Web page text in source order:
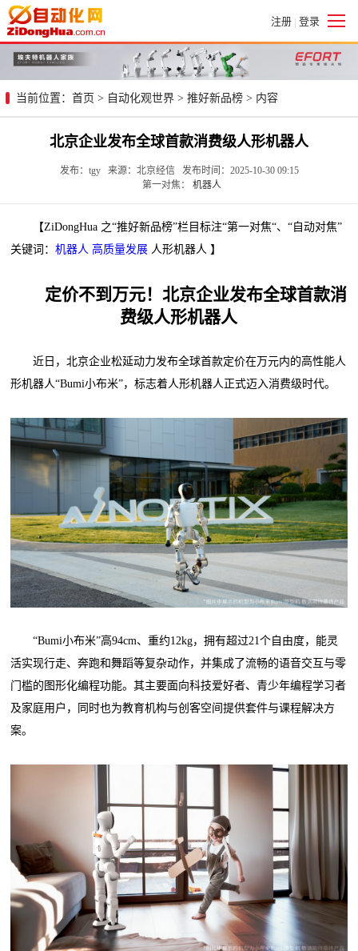
注册 | 登录
当前位置： 首页 > 自动化观世界 > 推好新品榜 > 内容
北京企业发布全球首款消费级人形机器人
发布：tgy 来源：北京经信 发布时间：2025-10-30 09:15
第一对焦： 机器人
【ZiDongHua 之“推好新品榜”栏目标注“第一对焦“、“自动对焦”
关键词：机器人 高质量发展 人形机器人 】
定价不到万元！北京企业发布全球首款消
费级人形机器人
近日，北京企业松延动力发布全球首款定价在万元内的高性能人
形机器人“Bumi小布米”，标志着人形机器人正式迈入消费级时代。
“Bumi小布米”高94cm、重约12kg，拥有超过21个自由度，能灵
活实现行走、奔跑和舞蹈等复杂动作，并集成了流畅的语音交互与零
门槛的图形化编程功能。其主要面向科技爱好者、青少年编程学习者
及家庭用户，同时也为教育机构与创客空间提供套件与课程解决方
案。